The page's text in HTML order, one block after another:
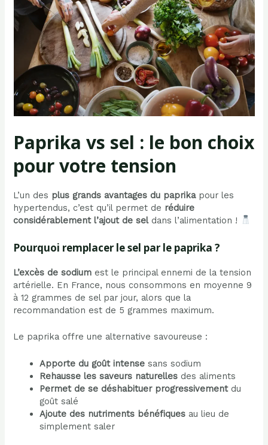
Paprika vs sel : le bon choix
pour votre tension
L’un des plus grands avantages du paprikapour les
hypertendus, c’est qu’il permet de réduire
considérablement l’ajout de seldans l’alimentation !
Pourquoi remplacer le sel par le paprika ?
L’excès de sodium est le principal ennemi de la tension
artérielle. En France, nous consommons en moyenne 9
à 12 grammes de sel par jour, alors que la
recommandation est de 5 grammes maximum.
Le paprika offre une alternative savoureuse :
Apporte du goût intense sans sodium
Rehausse les saveurs naturelles des aliments
Permet de se déshabituer progressivementdu
goût salé
Ajoute des nutriments bénéfiques au lieu de
simplement saler